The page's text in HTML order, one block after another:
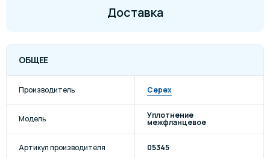
Доставка
ОБЩЕЕ
Производитель Cepex
Модель Уплотнение
межфланцевое
Артикул производителя 05345